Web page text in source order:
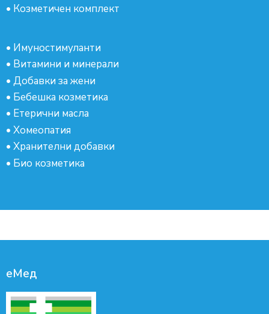
• Козметичен комплект
• Имуностимуланти
• Витамини и минерали
• Добавки за жени
• Бебешка козметика
• Етерични масла
• Хомеопатия
• Хранителни добавки
• Био козметика
еМед